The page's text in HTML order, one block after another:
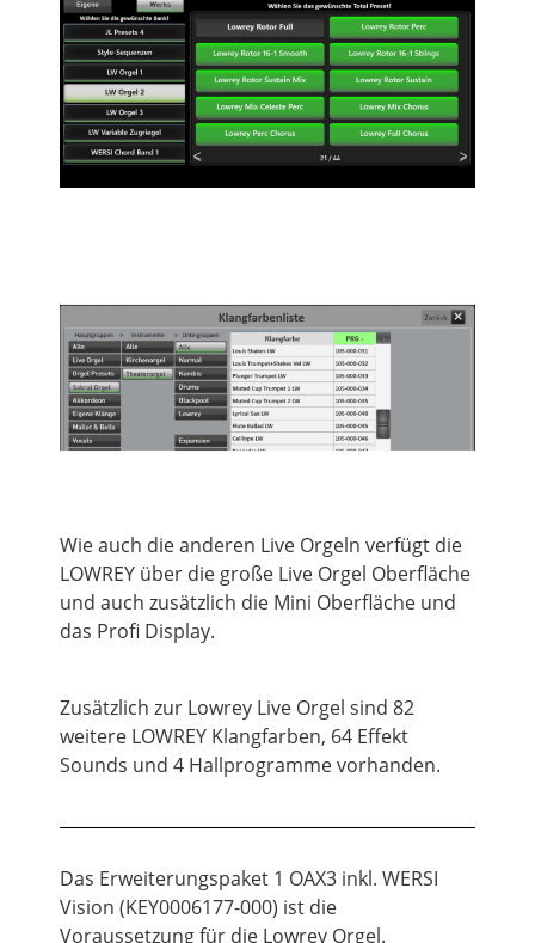
Wie auch die anderen Live Orgeln verfügt die
LOWREY über die große Live Orgel Oberfläche
und auch zusätzlich die Mini Oberfläche und
das Profi Display.
Zusätzlich zur Lowrey Live Orgel sind 82
weitere LOWREY Klangfarben, 64 Effekt
Sounds und 4 Hallprogramme vorhanden.
Das Erweiterungspaket 1 OAX3 inkl. WERSI
Vision (KEY0006177-000) ist die
Voraussetzung für die Lowrey Orgel.